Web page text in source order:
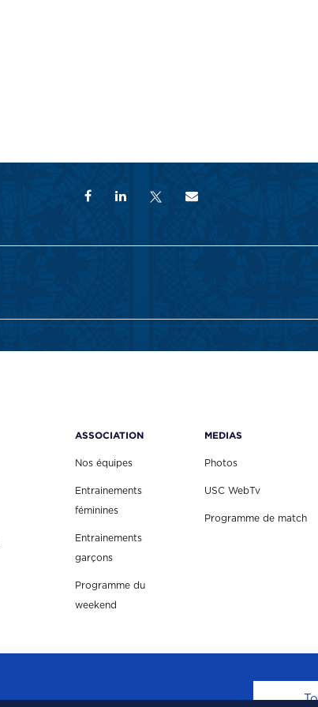
ASSOCIATION
Nos équipes
Entrainements
féminines
Entrainements
garçons
Programme du
weekend
MEDIAS
Photos
USC WebTv
Programme de match